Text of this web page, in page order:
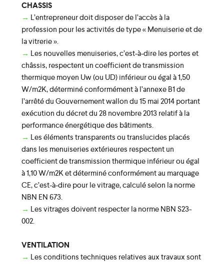
CHASSIS
→ L’entrepreneur doit disposer de l’accès à la
profession pour les activités de type « Menuiserie et de
la vitrerie ».
→ Les nouvelles menuiseries, c’est-à-dire les portes et
châssis, respectent un coefficient de transmission
thermique moyen Uw (ou UD) inférieur ou égal à 1,50
W/m2K, déterminé conformément à l’annexe B1 de
l’arrêté du Gouvernement wallon du 15 mai 2014 portant
exécution du décret du 28 novembre 2013 relatif à la
performance énergétique des bâtiments.
→ Les éléments transparents ou translucides placés
dans les menuiseries extérieures respectent un
coefficient de transmission thermique inférieur ou égal
à 1,10 W/m2K et déterminé conformément au marquage
CE, c’est-à-dire pour le vitrage, calculé selon la norme
NBN EN 673.
→ Les vitrages doivent respecter la norme NBN S23-
002.
VENTILATION
→ Les conditions techniques relatives aux travaux sont